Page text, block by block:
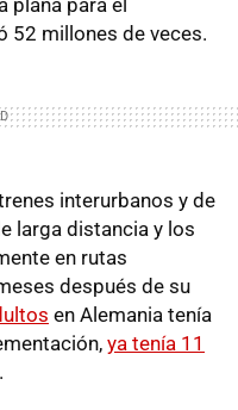
plana para el
52 millones de veces.
interurbanos y de
larga distancia y los
en rutas
después de su
en Alemania tenía
ya tenía 11